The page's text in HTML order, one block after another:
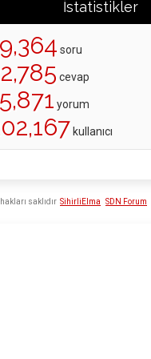
İstatistikler
soru
cevap
yorum
kullanıcı
SihirliElma SDN Forum
saklıdır